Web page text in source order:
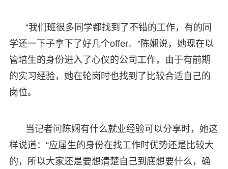
“我们班很多同学都找到了不错的工作，有的同
学还一下子拿下了好几个offer。”陈娴说，她现在以
管培生的身份进入了心仪的公司工作，由于有前期
的实习经验，她在轮岗时也找到了比较合适自己的
岗位。
当记者问陈娴有什么就业经验可以分享时，她这
样说道：“应届生的身份在找工作时优势还是比较大
的，所以大家还是要想清楚自己到底想要什么，确